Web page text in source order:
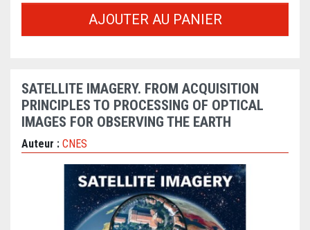
AJOUTER AU PANIER
SATELLITE IMAGERY. FROM ACQUISITION
PRINCIPLES TO PROCESSING OF OPTICAL
IMAGES FOR OBSERVING THE EARTH
Auteur : CNES